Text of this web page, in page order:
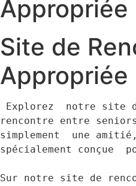
Appropriée
Site de
Appropriée
Explorez  notre site
rencontre entre
simplement  une
spécialement conçue
Sur notre site de